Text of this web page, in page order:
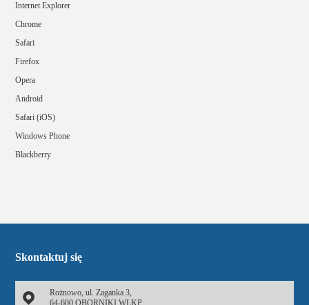
Internet Explorer
Chrome
Safari
Firefox
Opera
Android
Safari (iOS)
Windows Phone
Blackberry
Skontaktuj się
Rożnowo, ul. Zaganka 3,